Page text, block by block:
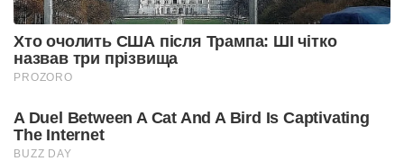
Хто очолить США після Трампа: ШІ чітко
назвав три прізвища
PROZORO
A Duel Between A Cat And A Bird Is Captivating
The Internet
BUZZ DAY